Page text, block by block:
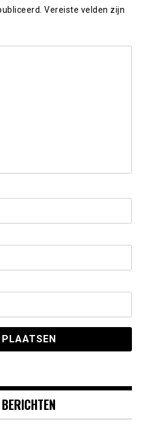
Vereiste velden zijn